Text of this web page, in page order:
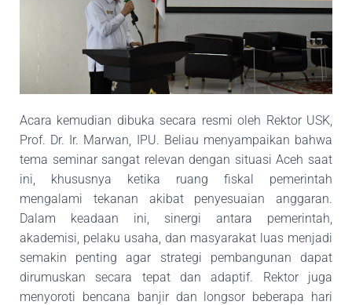
Acara kemudian dibuka secara resmi oleh Rektor USK,
Prof. Dr. Ir. Marwan, IPU. Beliau menyampaikan bahwa
tema seminar sangat relevan dengan situasi Aceh saat
ini, khususnya ketika ruang fiskal pemerintah
mengalami tekanan akibat penyesuaian anggaran.
Dalam keadaan ini, sinergi antara pemerintah,
akademisi, pelaku usaha, dan masyarakat luas menjadi
semakin penting agar strategi pembangunan dapat
dirumuskan secara tepat dan adaptif. Rektor juga
menyoroti bencana banjir dan longsor beberapa hari